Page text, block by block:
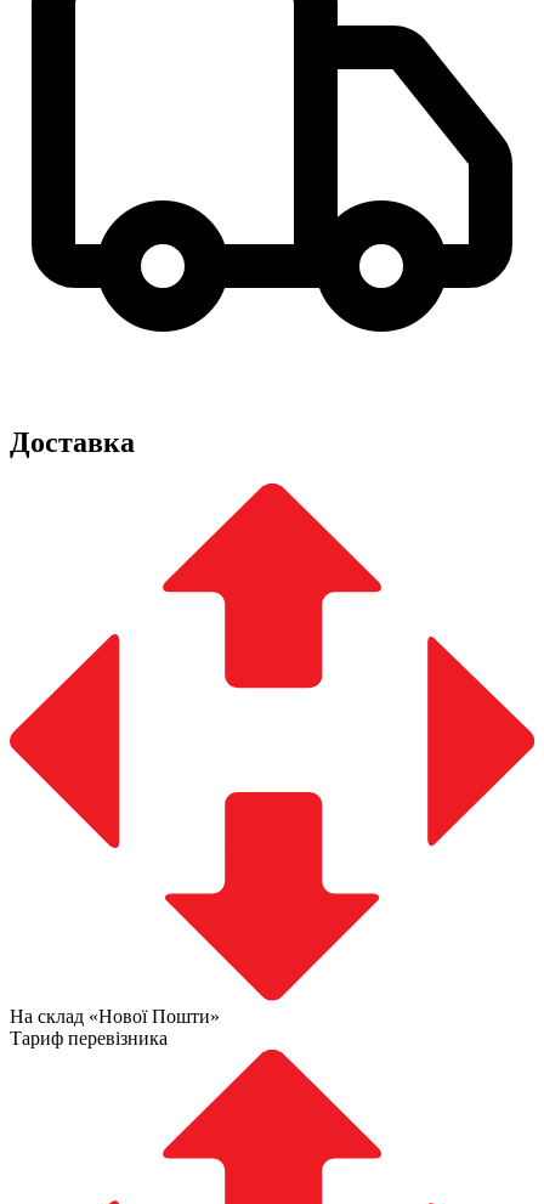
Доставка
На склад «Нової Пошти»
Тариф перевізника